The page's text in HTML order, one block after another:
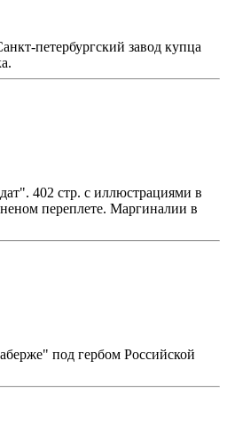
петербургский завод купца
402 стр. с иллюстрациями в
переплете. Маргиналии в
под гербом Российской